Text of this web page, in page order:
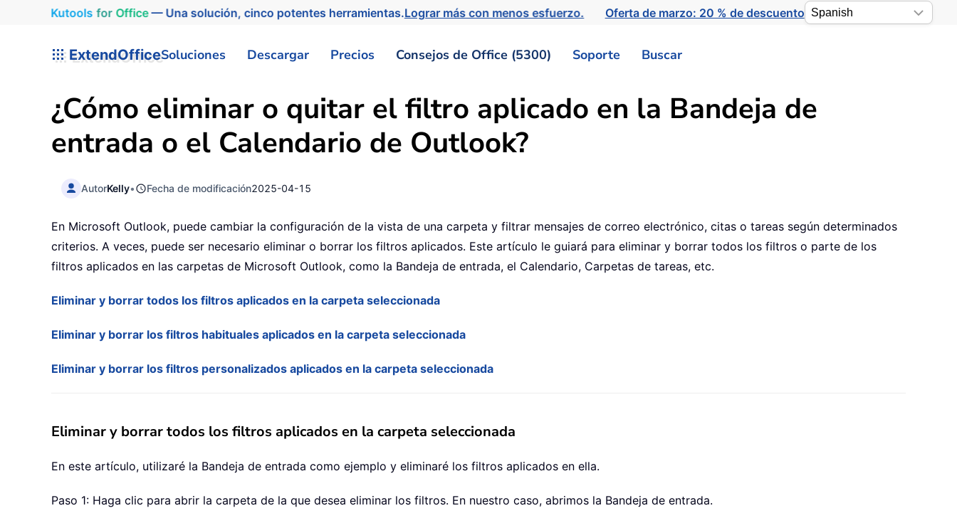
Kutools for Office— Una solución, cinco potentes herramientas.Lograr más con menos esfuerzo. Oferta de marzo: 20 % de descuento
ExtendOfficeSoluciones Descargar Precios Consejos de Office (5300) Soporte Buscar
¿Cómo eliminar o quitar el filtro aplicado en la Bandeja de
entrada o el Calendario de Outlook?
AutorKelly• Fecha de modificación2025-04-15
En Microsoft Outlook, puede cambiar la configuración de la vista de una carpeta y filtrar mensajes de correo electrónico, citas o tareas según determinados
criterios. A veces, puede ser necesario eliminar o borrar los filtros aplicados. Este artículo le guiará para eliminar y borrar todos los filtros o parte de los
filtros aplicados en las carpetas de Microsoft Outlook, como la Bandeja de entrada, el Calendario, Carpetas de tareas, etc.
Eliminar y borrar todos los filtros aplicados en la carpeta seleccionada
Eliminar y borrar los filtros habituales aplicados en la carpeta seleccionada
Eliminar y borrar los filtros personalizados aplicados en la carpeta seleccionada
Eliminar y borrar todos los filtros aplicados en la carpeta seleccionada
En este artículo, utilizaré la Bandeja de entrada como ejemplo y eliminaré los filtros aplicados en ella.
Paso 1: Haga clic para abrir la carpeta de la que desea eliminar los filtros. En nuestro caso, abrimos la Bandeja de entrada.